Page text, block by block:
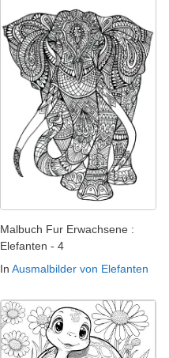
Malbuch Fur Erwachsene :
Elefanten - 4
In Ausmalbilder von Elefanten